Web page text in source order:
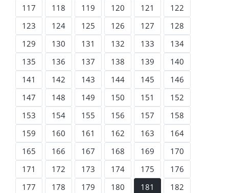
117
118 119 120 121
122
123
124 125 126 127
128
129
130 131 132 133
134
135
136 137 138 139
140
141
142 143 144 145
146
147
148 149 150 151
152
153
154 155 156 157
158
159
160 161 162 163
164
165
166 167 168 169
170
171
172 173 174 175
176
177
178 179 180 181
182